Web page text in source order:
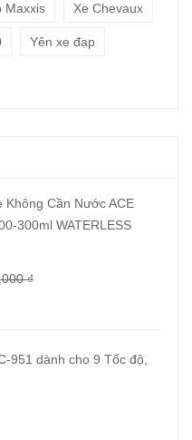
Maxxis Xe Chevaux
Yên xe đạp
Không Cần Nước ACE
300ml WATERLESS
₫
951 dành cho 9 Tốc độ,